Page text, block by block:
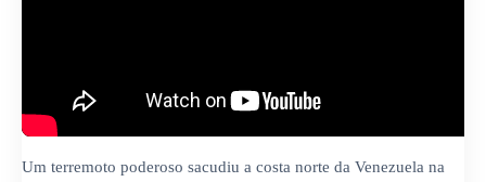
Um terremoto poderoso sacudiu a costa norte da Venezuela na